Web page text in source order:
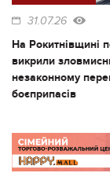
31.07.26
На Рокитнівщині
викрили
незаконному
боєприпасів